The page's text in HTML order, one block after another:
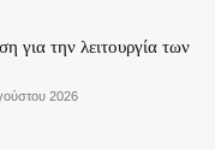
για την λειτουργία των
2026